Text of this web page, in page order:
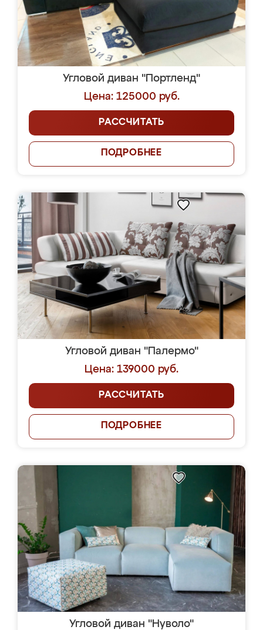
Угловой диван "Портленд"
Цена: 125000 руб.
РАССЧИТАТЬ
ПОДРОБНЕЕ
Угловой диван "Палермо"
Цена: 139000 руб.
РАССЧИТАТЬ
ПОДРОБНЕЕ
Угловой диван "Нуволо"